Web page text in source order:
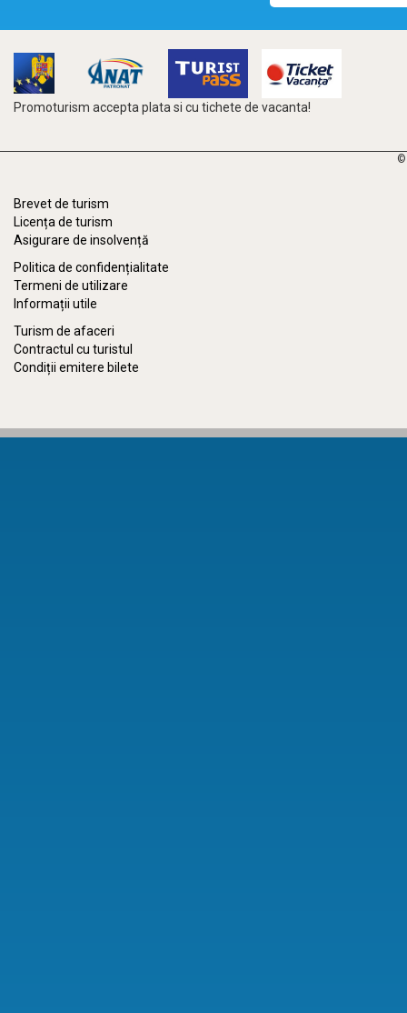
Promoturism accepta plata si cu tichete de vacanta!
©
Brevet de turism
Licența de turism
Asigurare de insolvență
Politica de confidențialitate
Termeni de utilizare
Informații utile
Turism de afaceri
Contractul cu turistul
Condiții emitere bilete